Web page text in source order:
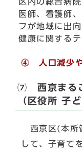
医師、看護師
フが地域に出
健康に関する
⓸ 人口減少や
⑺ 西京まるご
（区役所 子
西京区(本所
して、子育て